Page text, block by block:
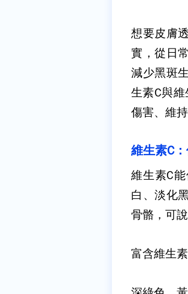
想要皮膚
實，從日
減少黑斑
生素C與
傷害、維
維生素C
維生素C
白、淡化
骨骼，可
富含維生